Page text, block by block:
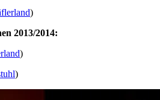
)
2013/2014:
)
)